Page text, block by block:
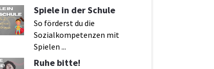
Spiele in der Schule
So förderst du die
Sozialkompetenzen mit
Spielen ...
Ruhe bitte!